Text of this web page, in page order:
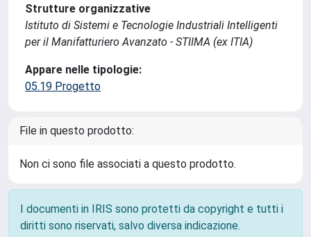
Strutture organizzative
Istituto di Sistemi e Tecnologie Industriali Intelligenti
per il Manifatturiero Avanzato - STIIMA (ex ITIA)
Appare nelle tipologie:
05.19 Progetto
File in questo prodotto:
Non ci sono file associati a questo prodotto.
I documenti in IRIS sono protetti da copyright e tutti i
diritti sono riservati, salvo diversa indicazione.